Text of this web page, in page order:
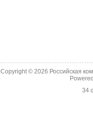
Copyright © 2026 Российская
34